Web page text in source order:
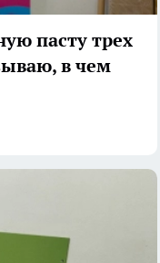
пасту трех
в чем